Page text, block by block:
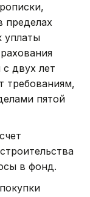
пределах
уплаты
двух лет
требованиям,
пятой
в фонд.